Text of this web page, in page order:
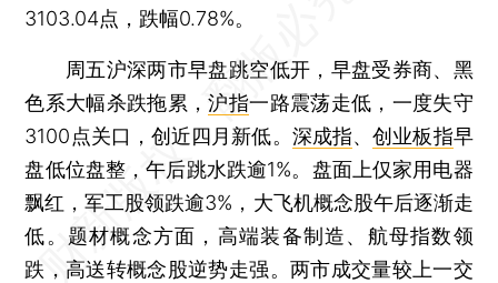
3103.04点，跌幅0.78%。
周五沪深两市早盘跳空低开，早盘受券商、黑
色系大幅杀跌拖累，沪指一路震荡走低，一度失守
3100点关口，创近四月新低。 深成指、创业板指早
盘低位盘整，午后跳水跌逾1%。盘面上仅家用电器
飘红，军工股领跌逾3%，大飞机概念股午后逐渐走
低。题材概念方面，高端装备制造、航母指数领
跌，高送转概念股逆势走强。两市成交量较上一交